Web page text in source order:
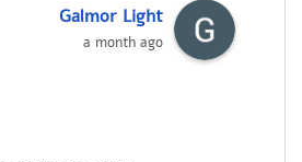
Galmor Light
a month ago